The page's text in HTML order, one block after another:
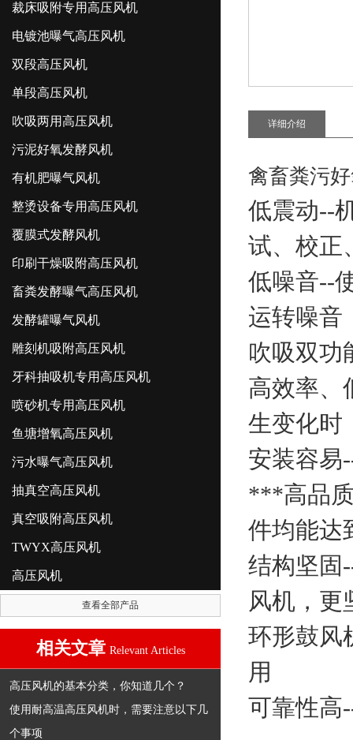
裁床吸附专用高压风机
电镀池曝气高压风机
双段高压风机
单段高压风机
吹吸两用高压风机
污泥好氧发酵风机
有机肥曝气风机
整烫设备专用高压风机
覆膜式发酵风机
印刷干燥吸附高压风机
畜粪发酵曝气高压风机
发酵罐曝气风机
雕刻机吸附高压风机
牙科抽吸机专用高压风机
喷砂机专用高压风机
鱼塘增氧高压风机
污水曝气高压风机
抽真空高压风机
真空吸附高压风机
TWYX高压风机
高压风机
查看全部产品
相关文章 Relevant Articles
高压风机的基本分类，你知道几个？
使用耐高温高压风机时，需要注意以下几
个事项
详细介绍
禽畜粪污
低震动--
试、校正
低噪音--
运转噪音
吹吸双功
高效率、
生变化时
安装容易
***高品
件均能
结构坚固
风机，更
环形鼓风
用
可靠性高